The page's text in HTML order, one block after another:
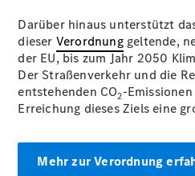
vereinbaren
vereinbaren
Tel: +49
6204
607570
Darüber hinaus unterstützt
dieser Verordnunggeltende,
der EU, bis zum Jahr 2050
Der Straßenverkehr und die
entstehenden CO2-
Erreichung dieses Ziels eine
Mehr zur Verordnung